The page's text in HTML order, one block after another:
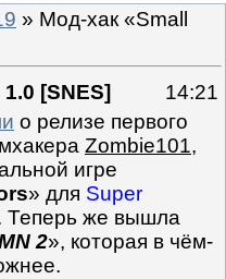
» Мод-хак «Small
[SNES]
14:21
о релизе первого
Zombie101,
игре
» для Super
Теперь же вышла
2», которая в чём-